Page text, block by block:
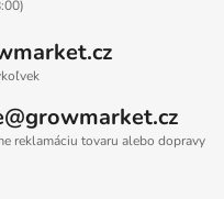
reklamáciu tovaru alebo dopravy